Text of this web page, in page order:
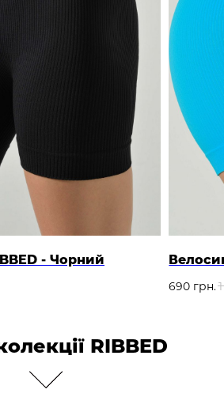
- Чорний
690 грн.
RIBBED